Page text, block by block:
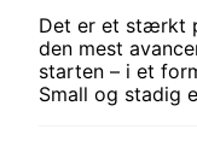
Det er et stærkt
den mest
starten – i et
Small og stadig